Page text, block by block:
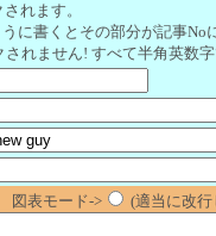
れます。
に書くとその部分が記事No
れません! すべて半角英数
図表モード-> (適当に改